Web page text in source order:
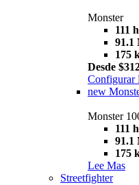
Monster
111
91.1
175
Desde
Configurar
new
Monster
111
91.1
175
Lee Mas
Streetfighter